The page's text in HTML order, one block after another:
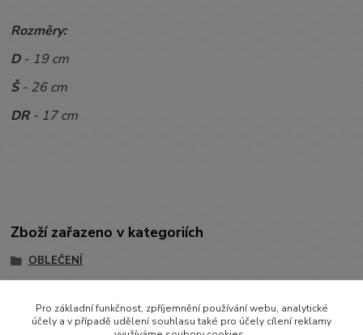
Rozměry:
D - 19 cm
Š- 26 cm
DR- 17 cm
Zboží zařazeno v kategoriích
OBLEČENÍ
Mikinky bez kapuce
Pro základní funkčnost, zpříjemnění používání webu, analytické
účely a v případě udělení souhlasu také pro účely cílení reklamy